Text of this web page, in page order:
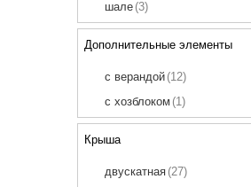
7 х 9(2)
шале (3)
Дополнительные элементы
с верандой (12)
с хозблоком (1)
Крыша
двускатная (27)